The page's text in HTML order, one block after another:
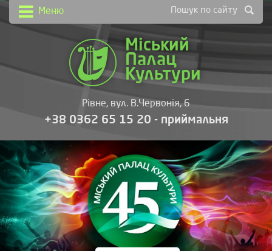
Міський
Палац
Культури
Меню Пошук по сайту
Рівне, вул. В.Червонія, 6
+38 0362 65 15 20 - приймальня